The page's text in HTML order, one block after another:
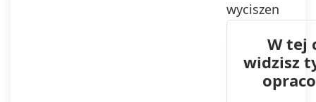
wyciszen
W tej
widzisz